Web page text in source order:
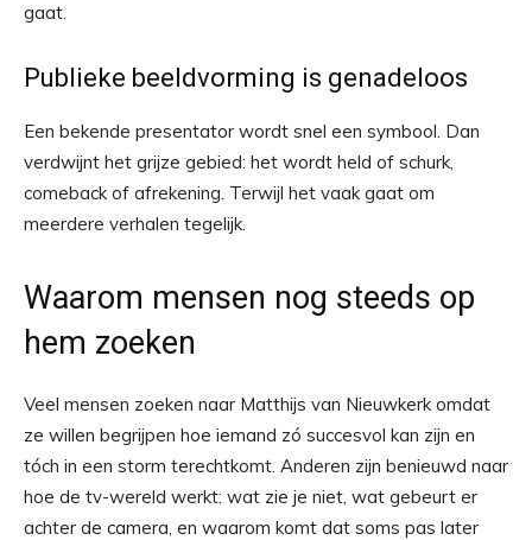
gaat.
Publieke beeldvorming is genadeloos
Een bekende presentator wordt snel een symbool. Dan
verdwijnt het grijze gebied: het wordt held of schurk,
comeback of afrekening. Terwijl het vaak gaat om
meerdere verhalen tegelijk.
Waarom mensen nog steeds op
hem zoeken
Veel mensen zoeken naar Matthijs van Nieuwkerk omdat
ze willen begrijpen hoe iemand zó succesvol kan zijn en
tóch in een storm terechtkomt. Anderen zijn benieuwd naar
hoe de tv-wereld werkt: wat zie je niet, wat gebeurt er
achter de camera, en waarom komt dat soms pas later